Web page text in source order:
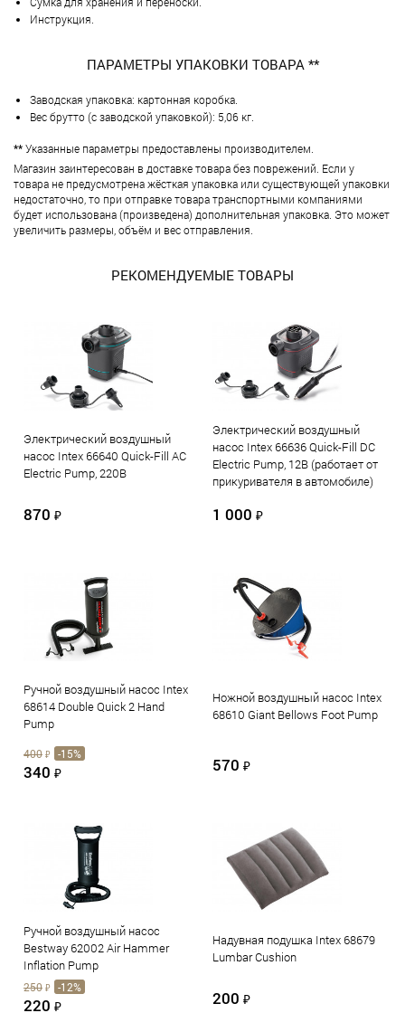
Инструкция.
ПАРАМЕТРЫ УПАКОВКИ ТОВАРА **
Заводская упаковка: картонная коробка.
Вес брутто (с заводской упаковкой): 5,06 кг.
**Указанные параметры предоставлены производителем.
Магазин заинтересован в доставке товара без поврежений. Если у
товара не предусмотрена жёсткая упаковка или существующей упаковки
недостаточно, то при отправке товара транспортными компаниями
будет использована (произведена) дополнительная упаковка. Это может
увеличить размеры, объём и вес отправления.
РЕКОМЕНДУЕМЫЕ ТОВАРЫ
Электрический воздушный
насос Intex 66640 Quick-Fill AC
Electric Pump, 220В
870 ₽
Электрический воздушный
насос Intex 66636 Quick-Fill DC
Electric Pump, 12В (работает от
прикуривателя в автомобиле)
1 000 ₽
Ручной воздушный насос Intex
68614 Double Quick 2 Hand
Pump
400 ₽ -15%
340 ₽
Ножной воздушный насос Intex
68610 Giant Bellows Foot Pump
570 ₽
Ручной воздушный насос
Bestway 62002 Air Hammer
Inflation Pump
250 ₽ -12%
220 ₽
Надувная подушка Intex 68679
Lumbar Cushion
200 ₽